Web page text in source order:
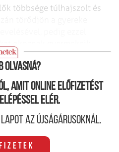
többsége túlhajszolt és
olvasná?
amit online előfizetést
elér.
az újságárusoknál.